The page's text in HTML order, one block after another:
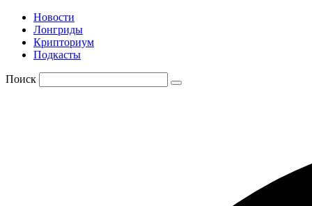
Новости
Лонгриды
Крипториум
Подкасты
Поиск